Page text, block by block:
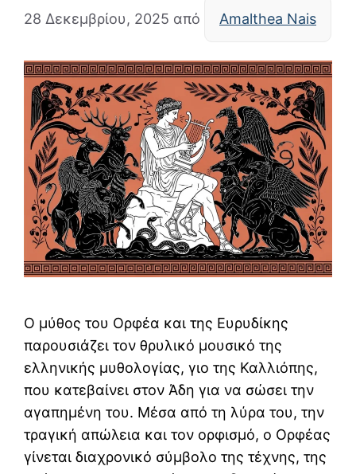
28 Δεκεμβρίου, 2025 από Amalthea Nais
Ο μύθος του Ορφέα και της Ευρυδίκης
παρουσιάζει τον θρυλικό μουσικό της
ελληνικής μυθολογίας, γιο της Καλλιόπης,
που κατεβαίνει στον Άδη για να σώσει την
αγαπημένη του. Μέσα από τη λύρα του, την
τραγική απώλεια και τον ορφισμό, ο Ορφέας
γίνεται διαχρονικό σύμβολο της τέχνης, της